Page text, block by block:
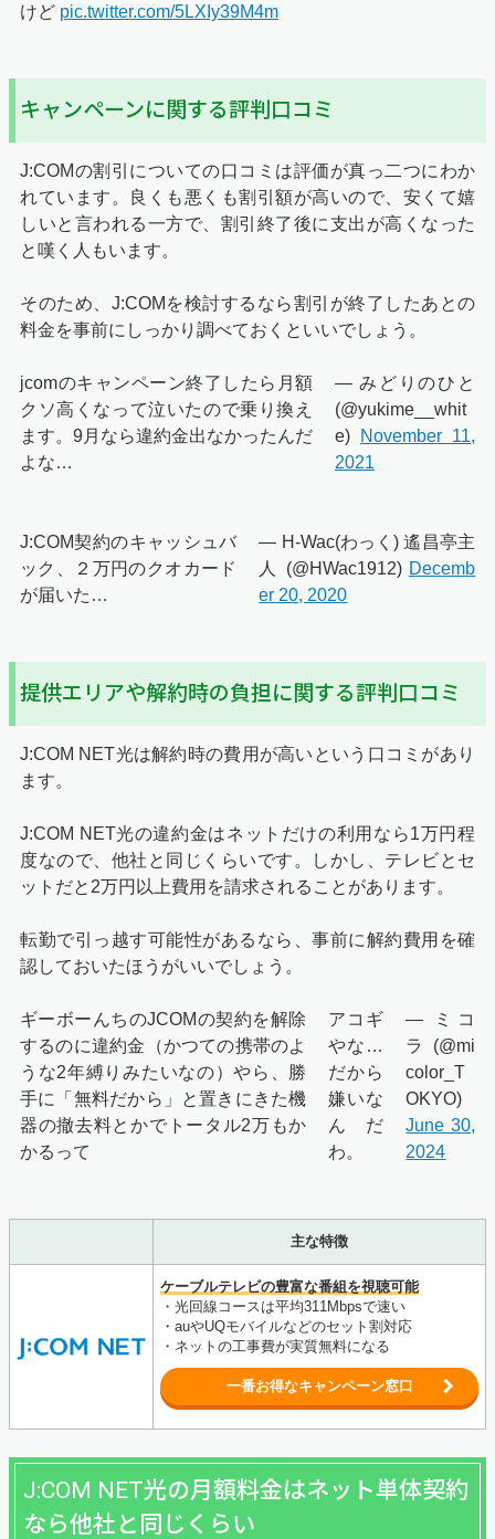
けど pic.twitter.com/5LXIy39M4m
キャンペーンに関する評判口コミ
J:COMの割引についての口コミは評価が真っ二つにわか
れています。良くも悪くも割引額が高いので、安くて嬉
しいと言われる一方で、割引終了後に支出が高くなった
と嘆く人もいます。
そのため、J:COMを検討するなら割引が終了したあとの
料金を事前にしっかり調べておくといいでしょう。
jcomのキャンペーン終了したら月額
クソ高くなって泣いたので乗り換え
ます。9月なら違約金出なかったんだ
よな…
— みどりのひと
(@yukime__whit
e)
November 11,
2021
J:COM契約のキャッシュバ
ック、２万円のクオカード
が届いた…
— H-Wac(わっく) 遙昌亭主
人 (@HWac1912) Decemb
er 20, 2020
提供エリアや解約時の負担に関する評判口コミ
J:COM NET光は解約時の費用が高いという口コミがあり
ます。
J:COM NET光の違約金はネットだけの利用なら1万円程
度なので、他社と同じくらいです。しかし、テレビとセ
ットだと2万円以上費用を請求されることがあります。
転勤で引っ越す可能性があるなら、事前に解約費用を確
認しておいたほうがいいでしょう。
ギーボーんちのJCOMの契約を解除
するのに違約金（かつての携帯のよ
うな2年縛りみたいなの）やら、勝
手に「無料だから」と置きにきた機
器の撤去料とかでトータル2万もか
かるって
アコギ
やな…
だから
嫌いな
んだ
わ。
— ミコ
ラ (@mi
color_T
OKYO)
June 30,
2024
主な特徴
ケーブルテレビの豊富な番組を視聴可能
・光回線コースは平均311Mbpsで速い
・auやUQモバイルなどのセット割対応
・ネットの工事費が実質無料になる
一番お得なキャンペーン窓口
J:COM NET光の月額料金はネット単体契約
なら他社と同じくらい